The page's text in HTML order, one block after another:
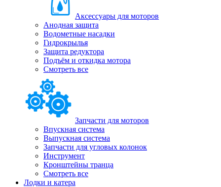
Аксессуары для моторов
Анодная защита
Водометные насадки
Гидрокрылья
Защита редуктора
Подъём и откидка мотора
Смотреть все
Запчасти для моторов
Впускная система
Выпускная система
Запчасти для угловых колонок
Инструмент
Кронштейны транца
Смотреть все
Лодки и катера